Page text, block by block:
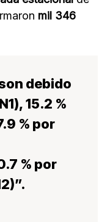
mil 346
debido
), 15.2 %
% por
% por
”.